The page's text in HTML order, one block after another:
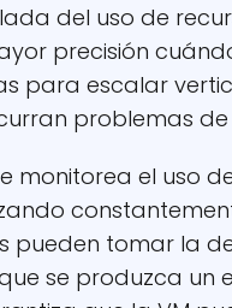
del uso de
precisión
para escalar
problemas
monitorea el uso
pueden tomar la
se produzca un